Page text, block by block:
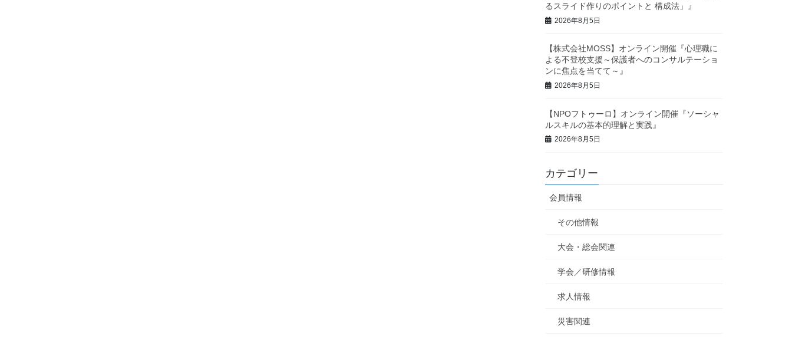
るスライド作りのポイントと 構成法」』
2026年8月5日
【株式会社MOSS】オンライン開催『心理職に
よる不登校支援～保護者へのコンサルテーショ
ンに焦点を当てて～』
2026年8月5日
【NPOフトゥーロ】オンライン開催『ソーシャ
ルスキルの基本的理解と実践』
2026年8月5日
カテゴリー
会員情報
その他情報
大会・総会関連
学会／研修情報
求人情報
災害関連